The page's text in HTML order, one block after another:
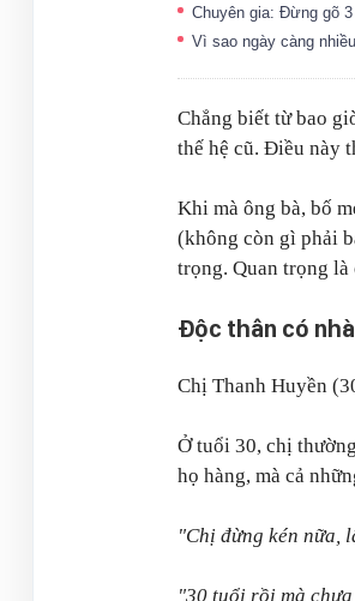
Chuyên gia: Đừng gõ
Vì sao ngày càng
Chẳng biết từ bao
thế hệ cũ. Điều này
Khi mà ông bà, bố
(không còn gì phải
trọng. Quan trọng là
Độc thân có
Chị Thanh Huyền
Ở tuổi 30, chị
họ hàng, mà cả
"Chị đừng kén nữa,
"30 tuổi rồi mà